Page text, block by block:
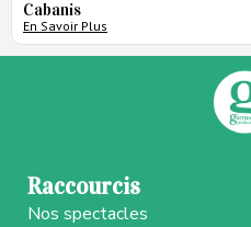
Cabanis
En Savoir Plus
Raccourcis
Nos spectacles